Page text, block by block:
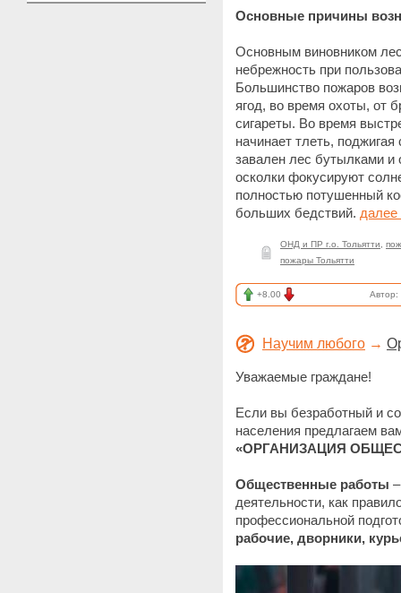
Основные причины
Основным виновником
небрежность при
Большинство пожаров
ягод, во время охоты, от
сигареты. Во время
начинает тлеть,
завален лес бутылками и
осколки фокусируют
полностью потушенный
больших бедствий. далее
ОНД и ПР г.о. Тольятти
пожары Тольятти
+8.00 Автор:
Научим любого →
Уважаемые граждане!
Если вы безработный и
населения предлагаем
«ОРГАНИЗАЦИЯ
Общественные работы
деятельности, как
профессиональной
рабочие, дворники,